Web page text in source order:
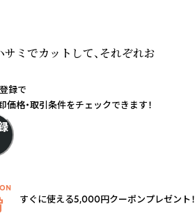
ミでカットして、それぞれお
録で
価格・取引条件をチェックできます！
すぐに使える5,000円クーポンプレゼント！